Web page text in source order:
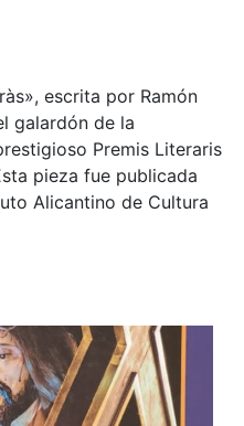
, escrita por Ramón
galardón de la
Premis Literaris
pieza fue publicada
Alicantino de Cultura